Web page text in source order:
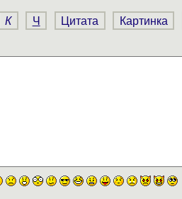
К Ч Цитата Картинка